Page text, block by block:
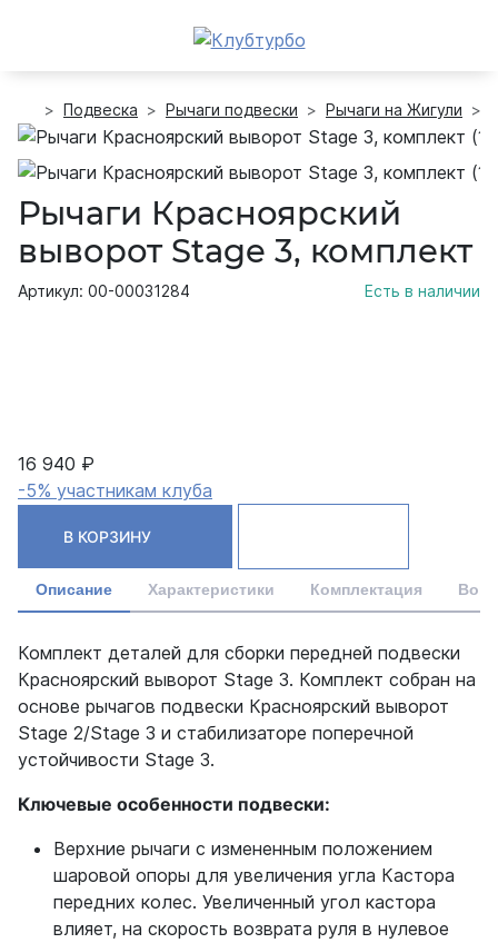
Подвеска Рычаги подвески Рычаги на Жигули
Рычаги Красноярский
выворот Stage 3, комплект
Артикул: 00-00031284 Есть в наличии
16 940 ₽
-5% участникам клуба
В КОРЗИНУ
Описание Характеристики Комплектация
Комплект деталей для сборки передней подвески
Красноярский выворот Stage 3. Комплект собран на
основе рычагов подвески Красноярский выворот
Stage 2/Stage 3 и стабилизаторе поперечной
устойчивости Stage 3.
Ключевые особенности подвески:
Верхние рычаги с измененным положением
шаровой опоры для увеличения угла Кастора
передних колес. Увеличенный угол кастора
влияет, на скорость возврата руля в нулевое